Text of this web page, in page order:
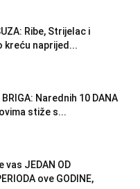
Ribe, Strijelac i
kreću naprijed...
BRIGA: Narednih 10 DANA
stiže s...
vas JEDAN OD
ove GODINE,